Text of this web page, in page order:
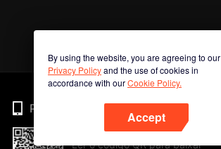
By using the website, you are agreeing to our
Privacy Policyand the use of cookies in
accordance with ourCookie Policy.
Accept
Phone
Ler o código QR para baixar